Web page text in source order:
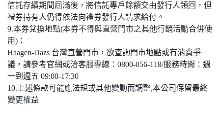
信託存續期間屆滿後，將信託專戶餘額交由發行人領回，但
禮券持有人仍得依法向禮券發行人請求給付。
9.本券兌換地點(本券不得與直營門市之其他行銷活動合併使
用)：
Haagen-Dazs 台灣直營門市，欲查詢門市地點或有消費爭
議，請參考官網或洽客服專線：0800-056-118/服務時間：週
一到週五 09:00-17:30
10.上述條款可能應法規或其他變動而調整,本公司保留最終
變更權益